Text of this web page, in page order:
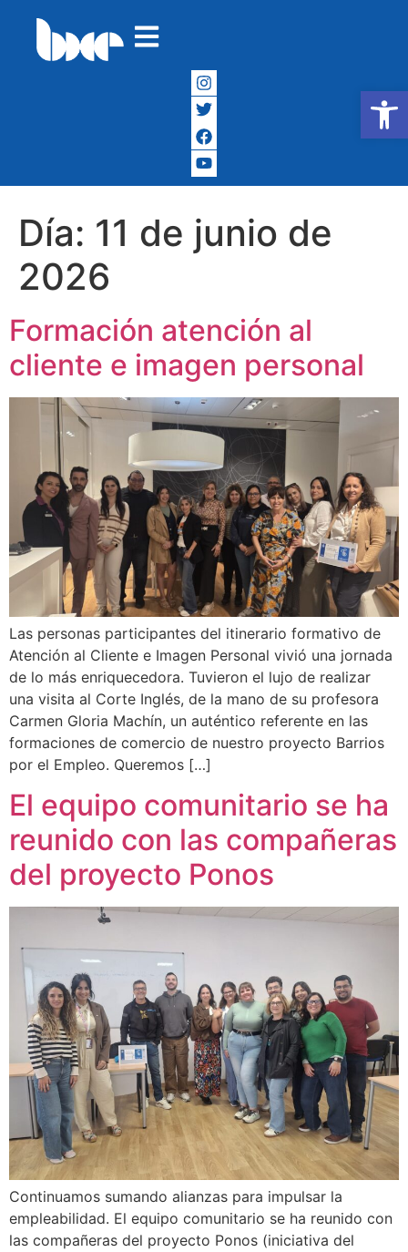
Abrir
Día: 11 de junio de
2026
Formación atención al
cliente e imagen personal
Las personas participantes del itinerario formativo de
Atención al Cliente e Imagen Personal vivió una jornada
de lo más enriquecedora. Tuvieron el lujo de realizar
una visita al Corte Inglés, de la mano de su profesora
Carmen Gloria Machín, un auténtico referente en las
formaciones de comercio de nuestro proyecto Barrios
por el Empleo. Queremos […]
El equipo comunitario se ha
reunido con las compañeras
del proyecto Ponos
Continuamos sumando alianzas para impulsar la
empleabilidad. El equipo comunitario se ha reunido con
las compañeras del proyecto Ponos (iniciativa del